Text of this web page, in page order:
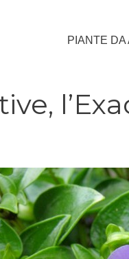
PIANTE DA